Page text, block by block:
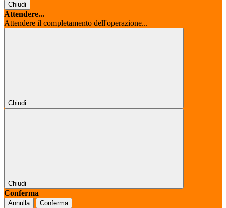
Chiudi
Attendere...
Attendere il completamento dell'operazione...
Chiudi
Chiudi
Conferma
Annulla Conferma